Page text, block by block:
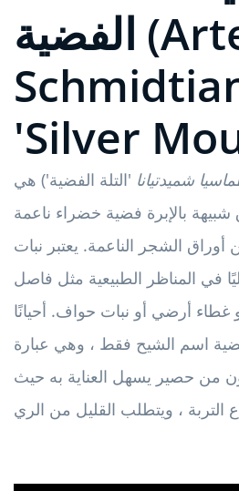
الفضية (Artemisia
'Silver
شميدتيانا 'التلة الفضية') هي
بالإبرة فضية خضراء ناعمة
الشجر الناعمة. يعتبر نبات
في المناظر الطبيعية مثل فاصل
غطاء أرضي أو نبات حواف. أحيانًا
اسم الشيح فقط ، وهي عبارة
من حصير يسهل العناية به حيث